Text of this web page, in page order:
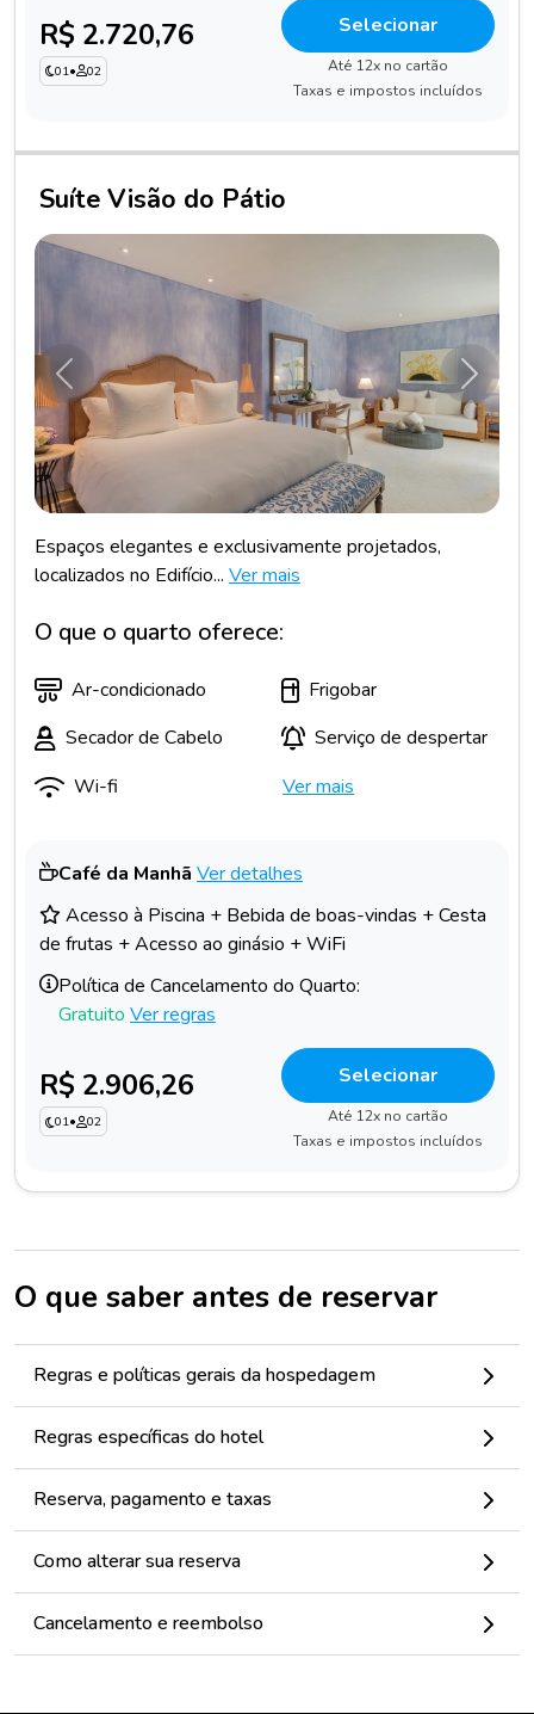
R$ 2.720,76
01• 02
Selecionar
Até 12x no cartão
Taxas e impostos incluídos
Suíte Visão do Pátio
Anterior
Espaços elegantes e exclusivamente projetados,
localizados no Edifício... Ver mais
O que o quarto oferece:
Ar-condicionado
Frigobar
Secador de Cabelo
Serviço de despertar
Wi-fi
Ver mais
Café da Manhã Ver detalhes
Acesso à Piscina + Bebida de boas-vindas + Cesta
de frutas + Acesso ao ginásio + WiFi
Política de Cancelamento do Quarto:
Gratuito Ver regras
R$ 2.906,26
01• 02
Selecionar
Até 12x no cartão
Taxas e impostos incluídos
O que saber antes de reservar
Regras e políticas gerais da hospedagem
Regras específicas do hotel
Reserva, pagamento e taxas
Como alterar sua reserva
Cancelamento e reembolso